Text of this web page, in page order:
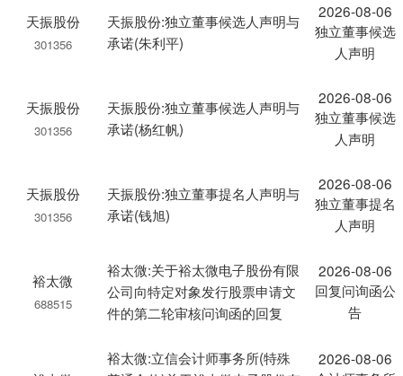
天振股份
301356
天振股份:独立董事候选人声明与
承诺(朱利平)
2026-08-06
独立董事候选
人声明
天振股份
301356
天振股份:独立董事候选人声明与
承诺(杨红帆)
2026-08-06
独立董事候选
人声明
天振股份
301356
天振股份:独立董事提名人声明与
承诺(钱旭)
2026-08-06
独立董事提名
人声明
裕太微
688515
裕太微:关于裕太微电子股份有限
公司向特定对象发行股票申请文
件的第二轮审核问询函的回复
2026-08-06
回复问询函公
告
裕太微:立信会计师事务所(特殊
2026-08-06